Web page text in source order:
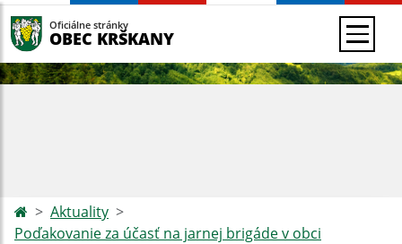
Oficiálne stránky
OBEC KRŠKANY
Aktuality
Poďakovanie za účasť na jarnej brigáde v obci